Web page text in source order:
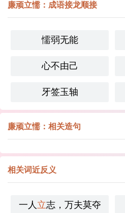
廉顽立懦：成语接龙顺接
懦弱无能
心不由己
牙签玉轴
廉顽立懦：相关造句
相关词近反义
一人 立志，万夫莫夺